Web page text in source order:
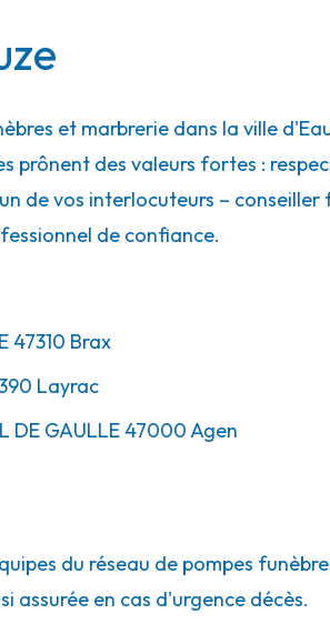
et marbrerie dans la ville
prônent des valeurs fortes :
de vos interlocuteurs –
de confiance.
47310 Brax
Layrac
DE GAULLE 47000Agen
du réseau de pompes
assurée en cas d'urgence décès.